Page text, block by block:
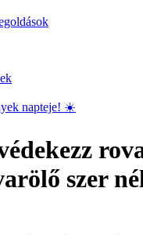
napteje! ☀️
szer